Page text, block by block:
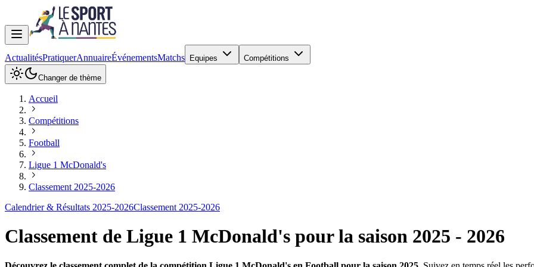
ActualitésPratiquerAnnuaireÉvénementsMatchs Equipes Compétitions
Changer de thème
Accueil
Compétitions
Football
Ligue 1 McDonald's
Classement 2025-2026
Calendrier & Résultats 2025-2026Classement 2025-2026
Classement de Ligue 1 McDonald's pour la saison 2025 - 2026